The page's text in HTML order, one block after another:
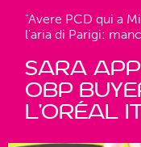
"Avere PCD qui a
l'aria di Parigi:
Sara
OBP
L’Oréal